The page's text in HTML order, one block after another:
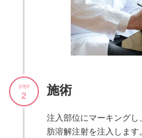
施術
注入部位にマーキング
肪溶解注射を注入します。
STEP
2